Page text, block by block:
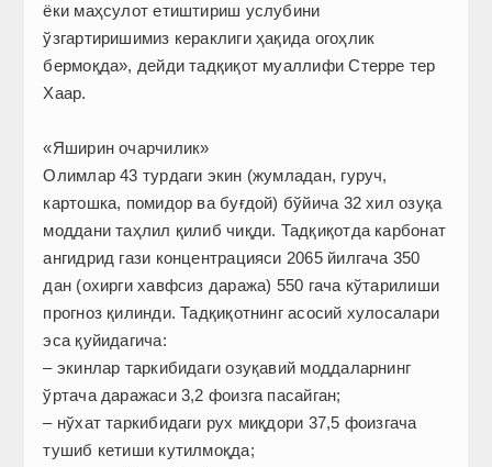
ёки маҳсулот етиштириш услубини
ўзгартиришимиз кераклиги ҳақида огоҳлик
бермоқда», дейди тадқиқот муаллифи Стерре тер
Хаар.
«Яширин очарчилик»
Олимлар 43 турдаги экин (жумладан, гуруч,
картошка, помидор ва буғдой) бўйича 32 хил озуқа
моддани таҳлил қилиб чиқди. Тадқиқотда карбонат
ангидрид гази концентрацияси 2065 йилгача 350
дан (охирги хавфсиз даража) 550 гача кўтарилиши
прогноз қилинди. Тадқиқотнинг асосий хулосалари
эса қуйидагича:
– экинлар таркибидаги озуқавий моддаларнинг
ўртача даражаси 3,2 фоизга пасайган;
– нўхат таркибидаги рух миқдори 37,5 фоизгача
тушиб кетиши кутилмоқда;